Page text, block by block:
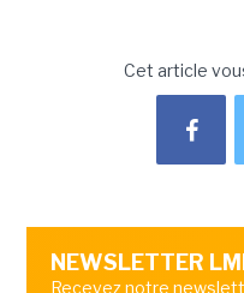
Cet article
NEWSLETTER
Recevez notre